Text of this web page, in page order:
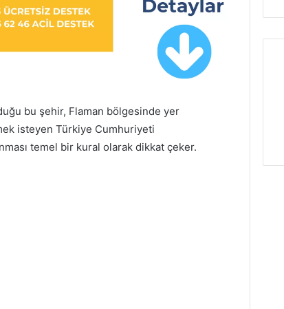
bu şehir, Flaman bölgesinde yer
isteyen Türkiye Cumhuriyeti
temel bir kural olarak dikkat çeker.